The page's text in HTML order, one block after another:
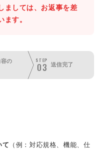
ましては、お返事を差
ます。
容の
STEP
03 送信完了
て （例：対応規格、機能、仕